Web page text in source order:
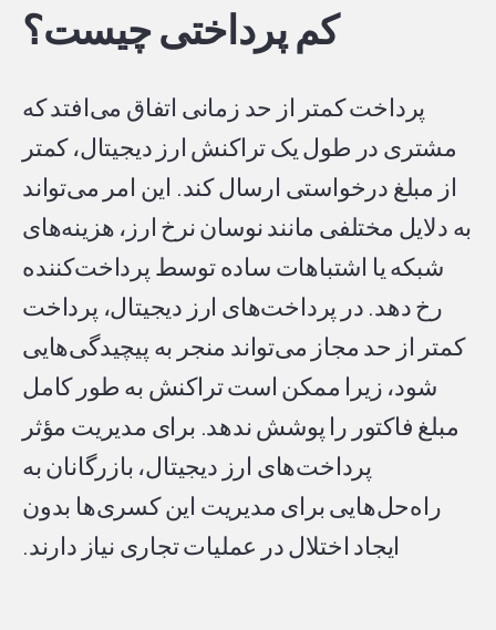
کم پرداختی چیست؟
پرداخت کمتر از حد زمانی اتفاق می‌افتد که
مشتری در طول یک تراکنش ارز دیجیتال، کمتر
از مبلغ درخواستی ارسال کند. این امر می‌تواند
به دلایل مختلفی مانند نوسان نرخ ارز، هزینه‌های
شبکه یا اشتباهات ساده توسط پرداخت‌کننده
رخ دهد. در پرداخت‌های ارز دیجیتال، پرداخت
کمتر از حد مجاز می‌تواند منجر به پیچیدگی‌هایی
شود، زیرا ممکن است تراکنش به طور کامل
مبلغ فاکتور را پوشش ندهد. برای مدیریت مؤثر
پرداخت‌های ارز دیجیتال، بازرگانان به
راه‌حل‌هایی برای مدیریت این کسری‌ها بدون
ایجاد اختلال در عملیات تجاری نیاز دارند.